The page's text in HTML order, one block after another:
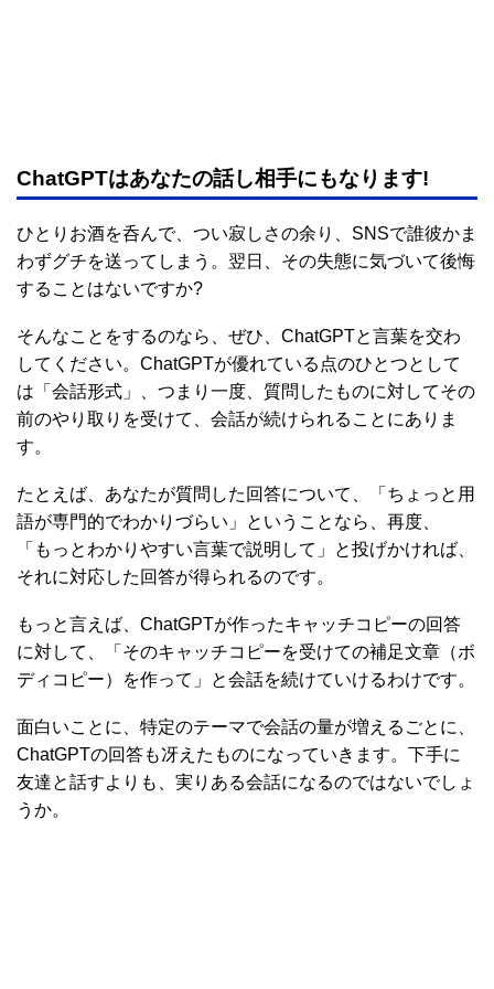
ChatGPTはあなたの話し相手にもなります!
ひとりお酒を呑んで、つい寂しさの余り、SNSで誰彼かま
わずグチを送ってしまう。翌日、その失態に気づいて後悔
することはないですか?
そんなことをするのなら、ぜひ、ChatGPTと言葉を交わ
してください。ChatGPTが優れている点のひとつとして
は「会話形式」、つまり一度、質問したものに対してその
前のやり取りを受けて、会話が続けられることにありま
す。
たとえば、あなたが質問した回答について、「ちょっと用
語が専門的でわかりづらい」ということなら、再度、
「もっとわかりやすい言葉で説明して」と投げかければ、
それに対応した回答が得られるのです。
もっと言えば、ChatGPTが作ったキャッチコピーの回答
に対して、「そのキャッチコピーを受けての補足文章（ボ
ディコピー）を作って」と会話を続けていけるわけです。
面白いことに、特定のテーマで会話の量が増えるごとに、
ChatGPTの回答も冴えたものになっていきます。下手に
友達と話すよりも、実りある会話になるのではないでしょ
うか。